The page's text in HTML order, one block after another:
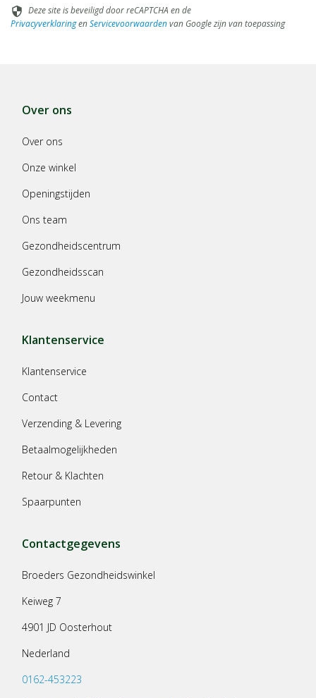
security Deze site is beveiligd door reCAPTCHA en de
PrivacyverklaringenServicevoorwaardenvan Google zijn van toepassing
Over ons
Over ons
Onze winkel
Openingstijden
Ons team
Gezondheidscentrum
Gezondheidsscan
Jouw weekmenu
Klantenservice
Klantenservice
Contact
Verzending & Levering
Betaalmogelijkheden
Retour & Klachten
Spaarpunten
Contactgegevens
Broeders Gezondheidswinkel
Keiweg 7
4901 JD Oosterhout
Nederland
0162-453223